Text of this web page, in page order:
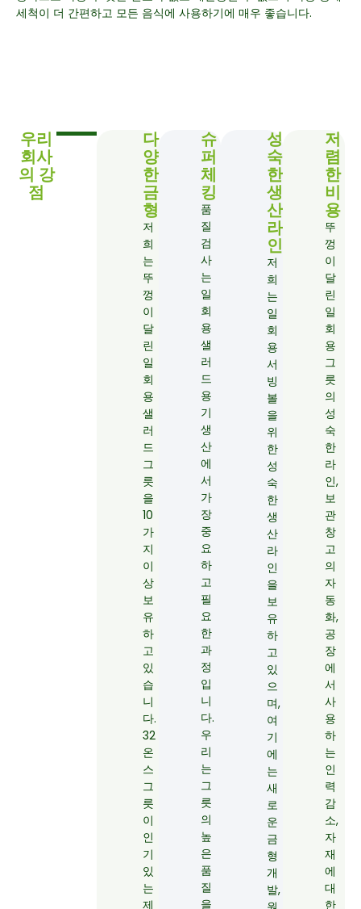
세척이 더 간편하고 모든 음식에 사용하기에 매우 좋습니다.
우리
회사
의 강
점
다
양
한
금
형
저
희
는
뚜
껑
이
달
린
일
회
용
샐
러
드
그
릇
을
10
가
지
이
상
보
유
하
고
있
습
니
다.
32
온
스
그
릇
이
인
기
있
는
제
슈
퍼
체
킹
품
질
검
사
는
일
회
용
샐
러
드
용
기
생
산
에
서
가
장
중
요
하
고
필
요
한
과
정
입
니
다.
우
리
는
그
릇
의
높
은
품
질
을
성
숙
한
생
산
라
인
저
희
는
일
회
용
서
빙
볼
을
위
한
성
숙
한
생
산
라
인
을
보
유
하
고
있
으
며,
여
기
에
는
새
로
운
금
형
개
발,
저
렴
한
비
용
뚜
껑
이
달
린
일
회
용
그
릇
의
성
숙
한
라
인,
보
관
창
고
의
자
동
화,
공
장
에
서
사
용
하
는
인
력
감
소,
자
재
에
대
한